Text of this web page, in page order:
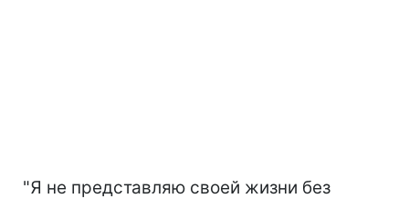
"Я не представляю своей жизни без